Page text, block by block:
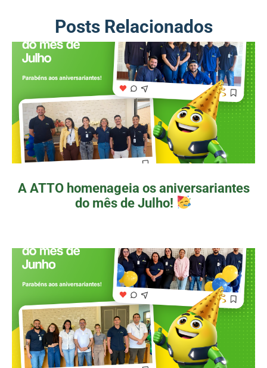
Posts Relacionados
A ATTO homenageia os aniversariantes
do mês de Julho!